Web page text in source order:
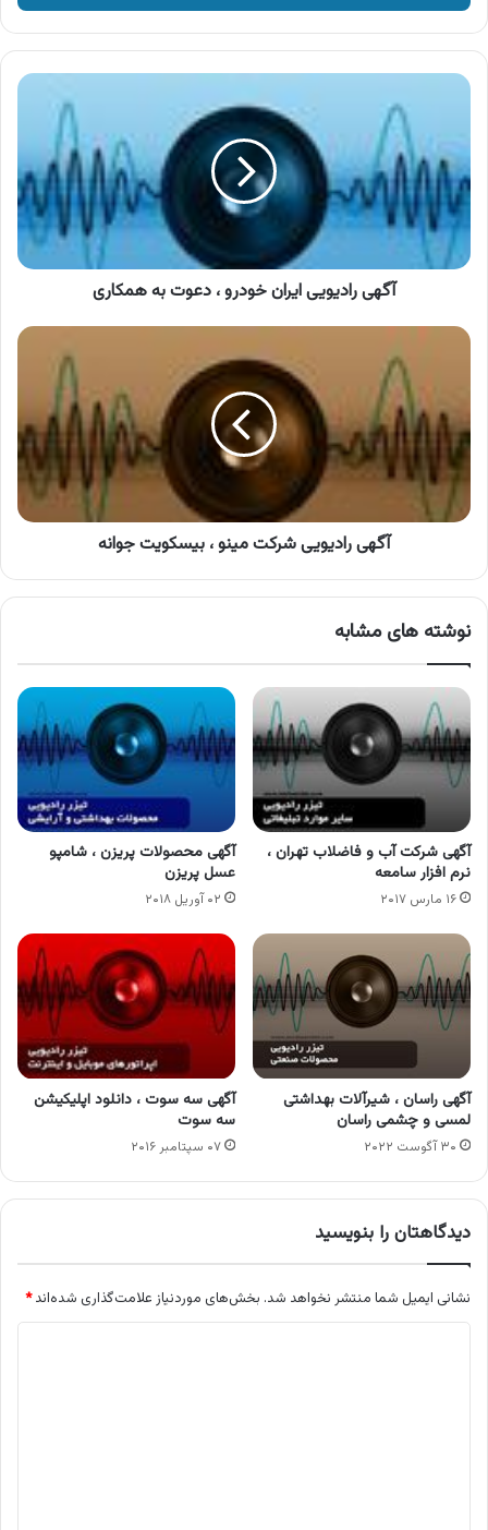
وارد
کنید
آگهی
خودرو
،
دعوت
به
همکاری
آگهی رادیویی ایران خودرو ، دعوت به همکاری
آگهی
،
بیسکویت
جوانه
آگهی رادیویی شرکت مینو ، بیسکویت جوانه
نوشته های مشابه
آگهی شرکت آب و فاضلاب تهران ،
نرم افزار سامعه
۱۶ مارس ۲۰۱۷
آگهی محصولات پریزن ، شامپو
عسل پریزن
۰۲ آوریل ۲۰۱۸
آگهی راسان ، شیرآلات بهداشتی
لمسی و چشمی راسان
۳۰ آگوست ۲۰۲۲
آگهی سه سوت ، دانلود اپلیکیشن
سه سوت
۰۷ سپتامبر ۲۰۱۶
دیدگاهتان را بنویسید
نشانی ایمیل شما منتشر نخواهد شد. بخش‌های موردنیاز علامت‌گذاری شده‌اند*